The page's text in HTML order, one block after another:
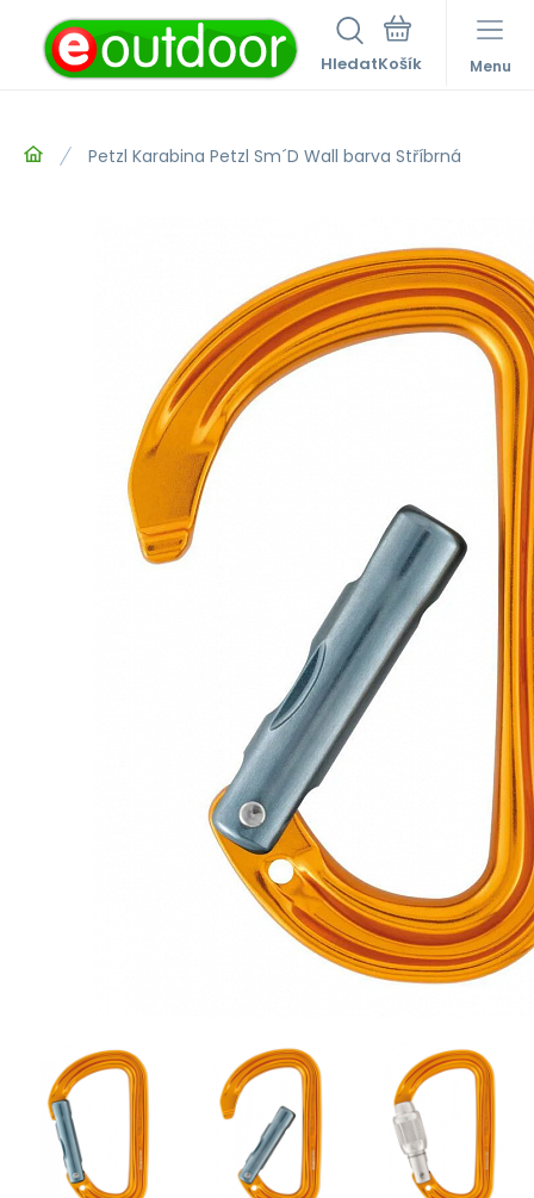
Hledat Menu
Petzl Karabina Petzl Sm´D Wall barva Stříbrná